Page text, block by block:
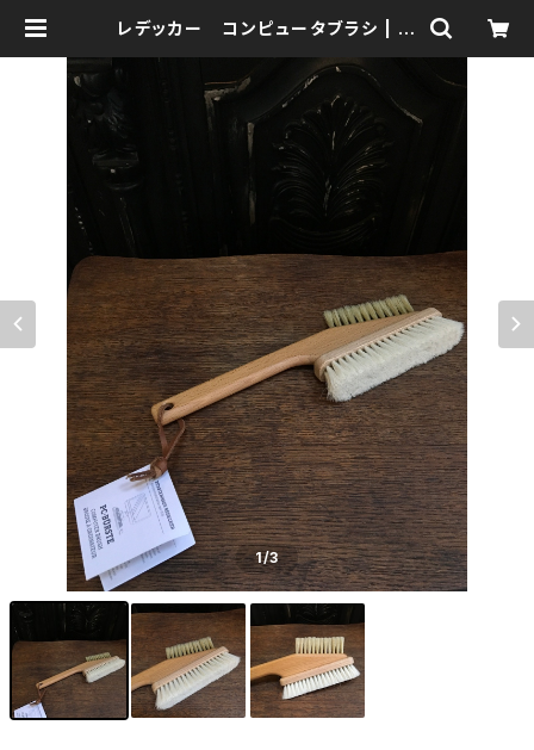
レデッカー コンピュータブラシ | 森
1/3